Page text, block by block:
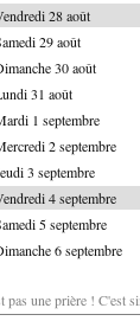
28 août
29 août
30 août
31 août
1 septembre
2 septembre
3 septembre
4 septembre
5 septembre
6 septembre
une prière ! C'est